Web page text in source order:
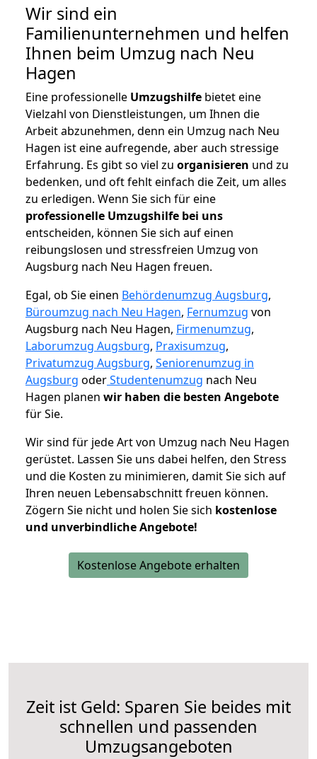
Wir sind ein
Familienunternehmen und helfen
Ihnen beim Umzug nach Neu
Hagen
Eine professionelle Umzugshilfe bietet eine
Vielzahl von Dienstleistungen, um Ihnen die
Arbeit abzunehmen, denn ein Umzug nach Neu
Hagen ist eine aufregende, aber auch stressige
Erfahrung. Es gibt so viel zu organisieren und zu
bedenken, und oft fehlt einfach die Zeit, um alles
zu erledigen. Wenn Sie sich für eine
professionelle Umzugshilfe bei uns
entscheiden, können Sie sich auf einen
reibungslosen und stressfreien Umzug von
Augsburg nach Neu Hagen freuen.
Egal, ob Sie einen Behördenumzug Augsburg,
Büroumzug nach Neu Hagen, Fernumzug von
Augsburg nach Neu Hagen, Firmenumzug,
Laborumzug Augsburg, Praxisumzug,
Privatumzug Augsburg, Seniorenumzug in
Augsburg oderStudentenumzug nach Neu
Hagen planen wir haben die besten Angebote
für Sie.
Wir sind für jede Art von Umzug nach Neu Hagen
gerüstet. Lassen Sie uns dabei helfen, den Stress
und die Kosten zu minimieren, damit Sie sich auf
Ihren neuen Lebensabschnitt freuen können.
Zögern Sie nicht und holen Sie sich kostenlose
und unverbindliche Angebote!
Kostenlose Angebote erhalten
Zeit ist Geld: Sparen Sie beides mit
schnellen und passenden
Umzugsangeboten